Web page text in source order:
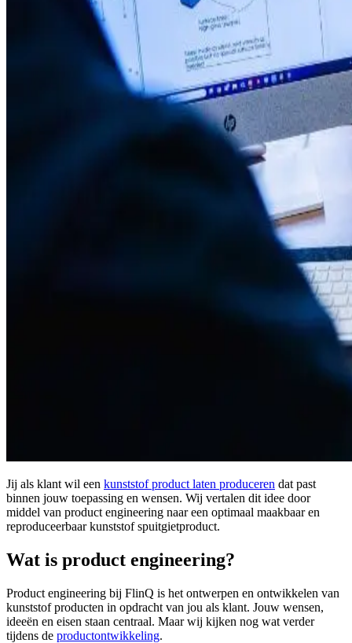
Jij als klant wil een kunststof product laten produceren dat past
binnen jouw toepassing en wensen. Wij vertalen dit idee door
middel van product engineering naar een optimaal maakbaar en
reproduceerbaar kunststof spuitgietproduct.
Wat is product engineering?
Product engineering bij FlinQ is het ontwerpen en ontwikkelen van
kunststof producten in opdracht van jou als klant. Jouw wensen,
ideeën en eisen staan centraal. Maar wij kijken nog wat verder
tijdens de productontwikkeling.